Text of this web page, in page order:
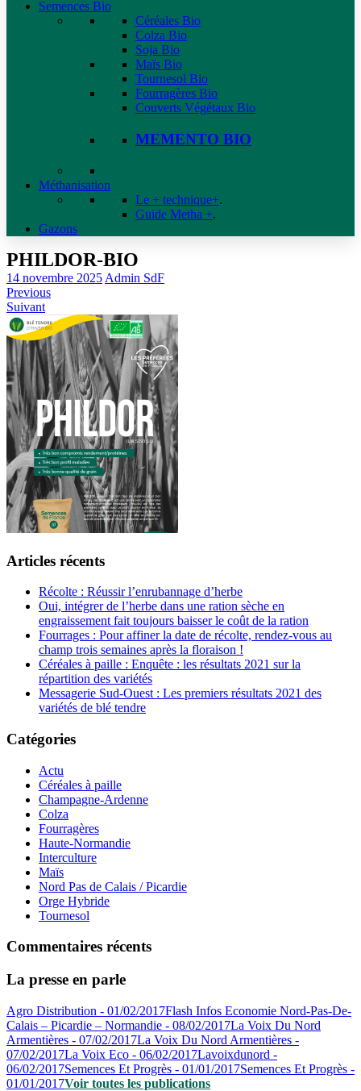
Semences Bio
Céréales Bio
Colza Bio
Soja Bio
Maïs Bio
Tournesol Bio
Fourragères Bio
Couverts Végétaux Bio
MEMENTO BIO
Méthanisation
Le + technique+.
Guide Metha +.
Gazons
PHILDOR-BIO
14 novembre 2025 Admin SdF
Previous
Suivant
Articles récents
Récolte : Réussir l’enrubannage d’herbe
Oui, intégrer de l’herbe dans une ration sèche en
engraissement fait toujours baisser le coût de la ration
Fourrages : Pour affiner la date de récolte, rendez-vous au
champ trois semaines après la floraison !
Céréales à paille : Enquête : les résultats 2021 sur la
répartition des variétés
Messagerie Sud-Ouest : Les premiers résultats 2021 des
variétés de blé tendre
Catégories
Actu
Céréales à paille
Champagne-Ardenne
Colza
Fourragères
Haute-Normandie
Interculture
Maïs
Nord Pas de Calais / Picardie
Orge Hybride
Tournesol
Commentaires récents
La presse en parle
Agro Distribution - 01/02/2017Flash Infos Economie Nord-Pas-De-
Calais – Picardie – Normandie - 08/02/2017La Voix Du Nord
Armentières - 07/02/2017La Voix Du Nord Armentières -
07/02/2017La Voix Eco - 06/02/2017Lavoixdunord -
06/02/2017Semences Et Progrès - 01/01/2017Semences Et Progrès -
01/01/2017Voir toutes les publications